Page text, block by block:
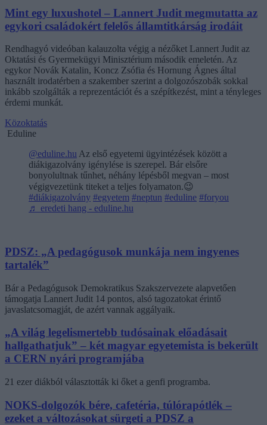
Mint egy luxushotel – Lannert Judit megmutatta az
egykori családokért felelős államtitkárság irodáit
Rendhagyó videóban kalauzolta végig a nézőket Lannert Judit az
Oktatási és Gyermekügyi Minisztérium második emeletén. Az
egykor Novák Katalin, Koncz Zsófia és Hornung Ágnes által
használt irodatérben a szakember szerint a dolgozószobák sokkal
inkább szolgálták a reprezentációt és a szépítkezést, mint a tényleges
érdemi munkát.
Közoktatás
Eduline
@eduline.hu Az első egyetemi ügyintézések között a
diákigazolvány igénylése is szerepel. Bár elsőre
bonyolultnak tűnhet, néhány lépésből megvan – most
végigvezetünk titeket a teljes folyamaton.😉
#diákigazolvány #egyetem #neptun #eduline #foryou
♬ eredeti hang - eduline.hu
PDSZ: „A pedagógusok munkája nem ingyenes
tartalék”
Bár a Pedagógusok Demokratikus Szakszervezete alapvetően
támogatja Lannert Judit 14 pontos, alsó tagozatokat érintő
javaslatcsomagját, de azért vannak aggályaik.
„A világ legelismertebb tudósainak előadásait
hallgathatjuk” – két magyar egyetemista is bekerült
a CERN nyári programjába
21 ezer diákból választották ki őket a genfi programba.
NOKS-dolgozók bére, cafetéria, túlórapótlék –
ezeket a változásokat sürgeti a PDSZ a